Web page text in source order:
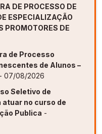
DE PROCESSO DE
ESPECIALIZAÇÃO
PROMOTORES DE
de Processo
de Alunos –
- 07/08/2026
Seletivo de
atuar no curso de
Publica -